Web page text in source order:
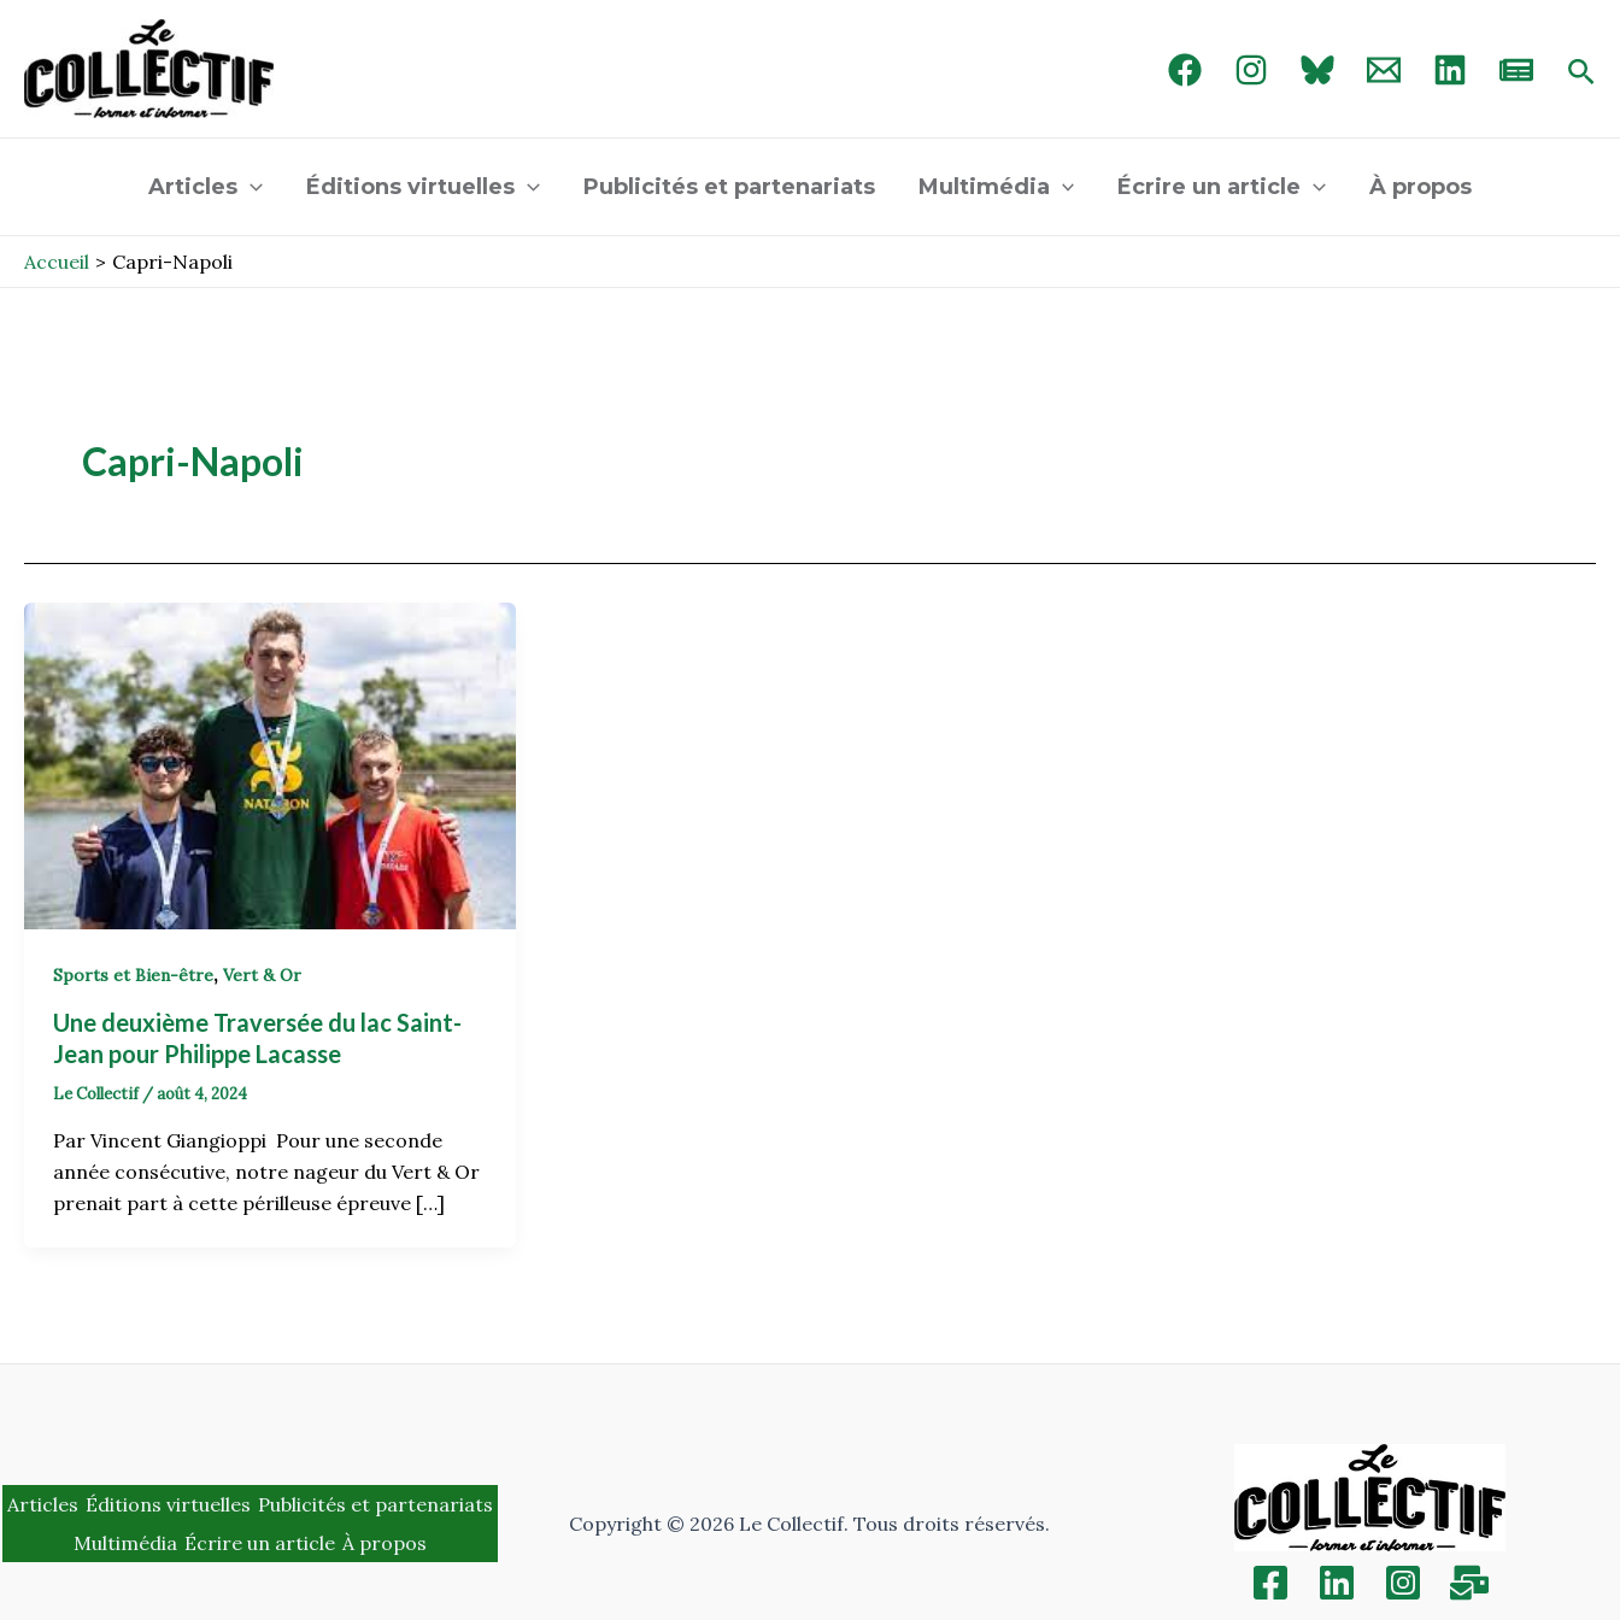
contenu
Articles Éditions virtuelles Publicités et partenariats Multimédia Écrire un article À propos
Accueil Capri-Napoli
Capri-Napoli
Sports et Bien-être, Vert & Or
Une deuxième Traversée du lac Saint-
Jean pour Philippe Lacasse
Le Collectif /août 4, 2024
Par Vincent Giangioppi Pour une seconde
année consécutive, notre nageur du Vert & Or
prenait part à cette périlleuse épreuve […]
Articles Éditions virtuelles Publicités et partenariats
Multimédia Écrire un article À propos
Copyright © 2026 Le Collectif. Tous droits réservés.